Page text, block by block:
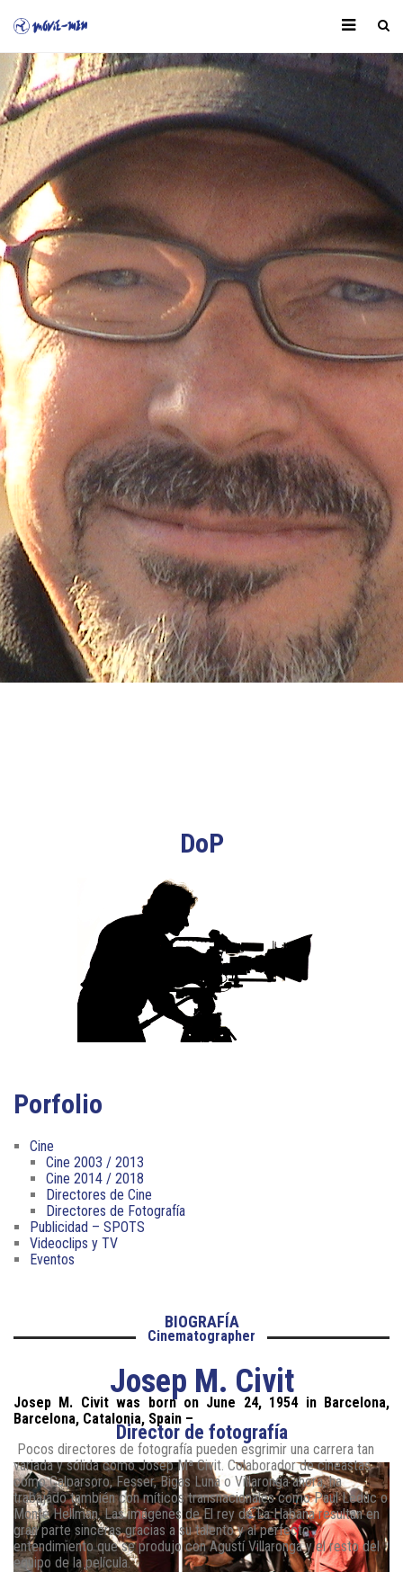
DoP
Porfolio
Cine
Cine 2003 / 2013
Cine 2014 / 2018
Directores de Cine
Directores de Fotografía
Publicidad – SPOTS
Videoclips y TV
Eventos
Cinematographer
Josep M. Civit
Director de fotografía
BIOGRAFÍA
Josep M. Civit was born on June 24, 1954 in Barcelona,
Barcelona, Catalonia, Spain –
Pocos directores de fotografía pueden esgrimir una carrera tan
variada y sólida como Josep Mª Civit. Colaborador de cineastas
como Calparsoro, Fesser, Bigas Luna o Villaronga ahora, ha
trabajado también con míticos transnacionales como Paul Leduc o
Monte Hellman. Las imágenes de El rey de La Habana resultan en
gran parte sinceras gracias a su talento y al perfecto
entendimiento que se produjo con Agustí Villaronga y el resto del
equipo de la película.